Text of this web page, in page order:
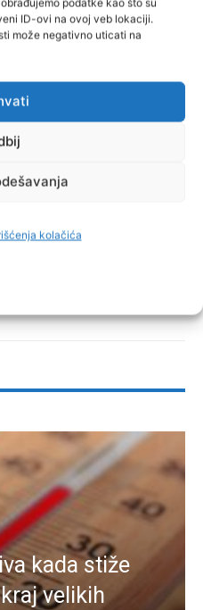
ID-ovi na ovoj veb lokaciji.
može negativno uticati na
kolačića
kada stiže
velikih